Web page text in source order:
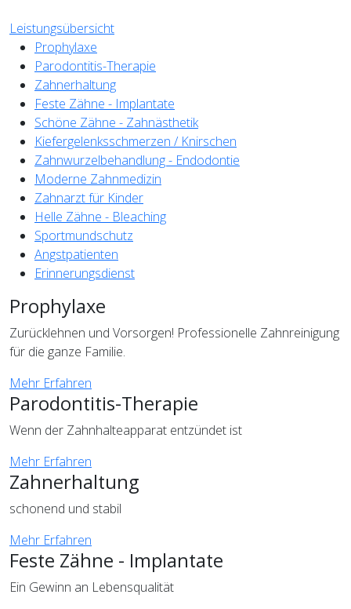
Leistungsübersicht
Prophylaxe
Parodontitis-Therapie
Zahnerhaltung
Feste Zähne - Implantate
Schöne Zähne - Zahnästhetik
Kiefergelenksschmerzen / Knirschen
Zahnwurzelbehandlung - Endodontie
Moderne Zahnmedizin
Zahnarzt für Kinder
Helle Zähne - Bleaching
Sportmundschutz
Angstpatienten
Erinnerungsdienst
Prophylaxe
Zurücklehnen und Vorsorgen! Professionelle Zahnreinigung
für die ganze Familie.
Mehr Erfahren
Parodontitis-Therapie
Wenn der Zahnhalteapparat entzündet ist
Mehr Erfahren
Zahnerhaltung
schonend und stabil
Mehr Erfahren
Feste Zähne - Implantate
Ein Gewinn an Lebensqualität